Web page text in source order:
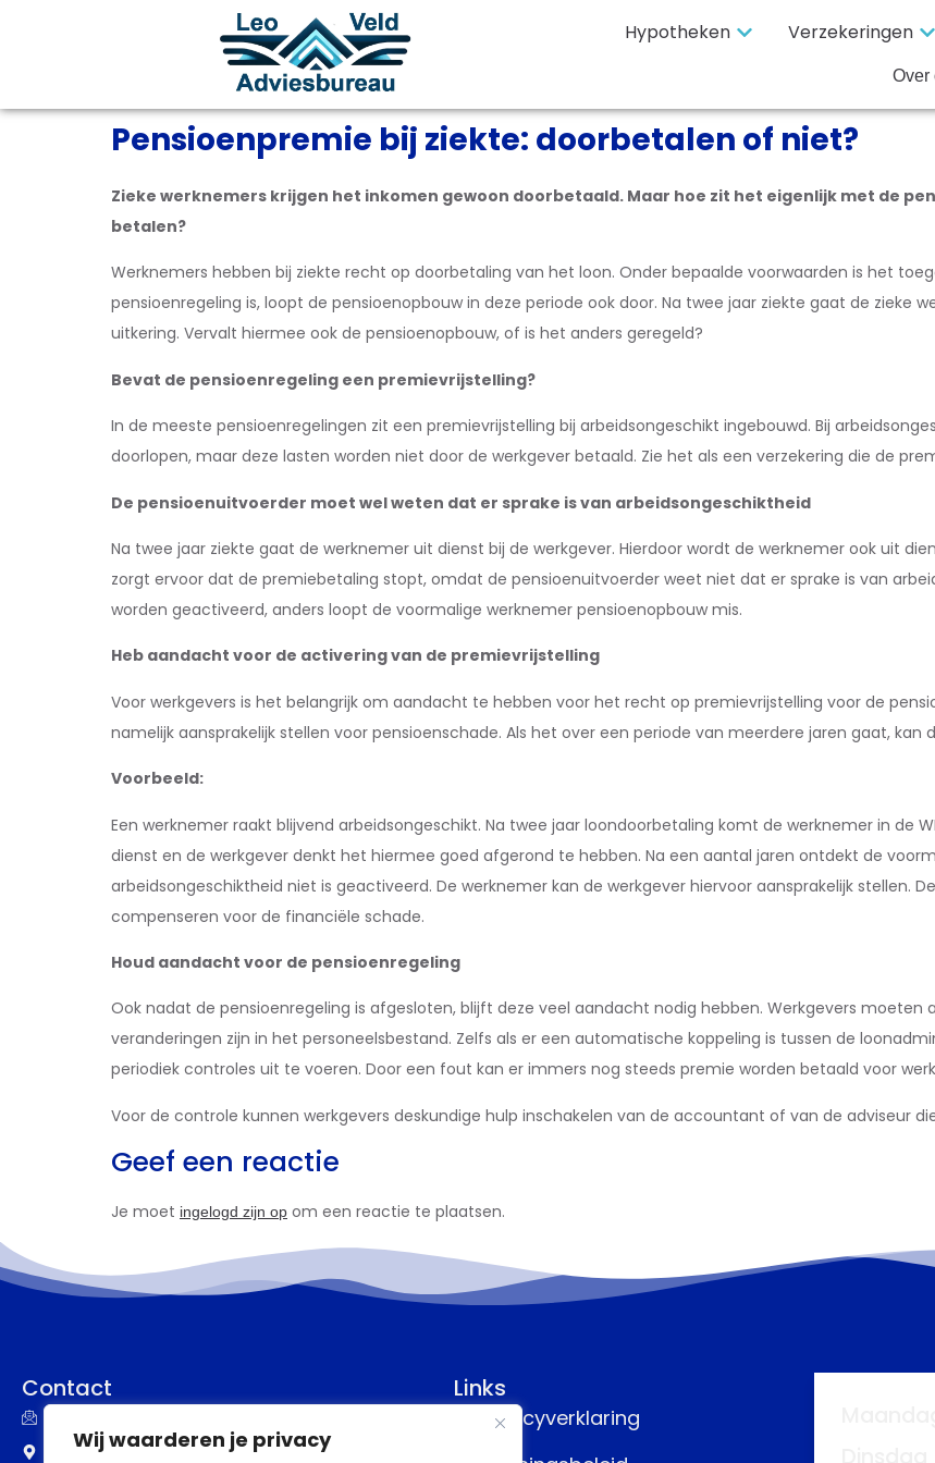
Wij waarderen je privacy
Hypotheken Verzekeringen
Over
Pensioenpremie bij ziekte: doorbetalen of niet?
Zieke werknemers krijgen het inkomen gewoon doorbetaald. Maar hoe zit het eigenlijk met de
betalen?
Werknemers hebben bij ziekte recht op doorbetaling van het loon. Onder bepaalde voorwaarden is het
pensioenregeling is, loopt de pensioenopbouw in deze periode ook door. Na twee jaar ziekte gaat de zieke
uitkering. Vervalt hiermee ook de pensioenopbouw, of is het anders geregeld?
Bevat de pensioenregeling een premievrijstelling?
In de meeste pensioenregelingen zit een premievrijstelling bij arbeidsongeschikt ingebouwd. Bij
doorlopen, maar deze lasten worden niet door de werkgever betaald. Zie het als een verzekering die de
De pensioenuitvoerder moet wel weten dat er sprake is van arbeidsongeschiktheid
Na twee jaar ziekte gaat de werknemer uit dienst bij de werkgever. Hierdoor wordt de werknemer ook uit
zorgt ervoor dat de premiebetaling stopt, omdat de pensioenuitvoerder weet niet dat er sprake is van
worden geactiveerd, anders loopt de voormalige werknemer pensioenopbouw mis.
Heb aandacht voor de activering van de premievrijstelling
Voor werkgevers is het belangrijk om aandacht te hebben voor het recht op premievrijstelling voor de
namelijk aansprakelijk stellen voor pensioenschade. Als het over een periode van meerdere jaren gaat, kan
Voorbeeld:
Een werknemer raakt blijvend arbeidsongeschikt. Na twee jaar loondoorbetaling komt de werknemer in de
dienst en de werkgever denkt het hiermee goed afgerond te hebben. Na een aantal jaren ontdekt de
arbeidsongeschiktheid niet is geactiveerd. De werknemer kan de werkgever hiervoor aansprakelijk stellen.
compenseren voor de financiële schade.
Houd aandacht voor de pensioenregeling
Ook nadat de pensioenregeling is afgesloten, blijft deze veel aandacht nodig hebben. Werkgevers
veranderingen zijn in het personeelsbestand. Zelfs als er een automatische koppeling is tussen de
periodiek controles uit te voeren. Door een fout kan er immers nog steeds premie worden betaald voor
Voor de controle kunnen werkgevers deskundige hulp inschakelen van de accountant of van de adviseur
Geef een reactie
Je moet ingelogd zijn op om een reactie te plaatsen.
Contact Links
Privacyverklaring